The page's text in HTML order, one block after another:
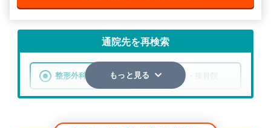
通院先を再検索
整形外科 整骨院・接骨院
もっと見る